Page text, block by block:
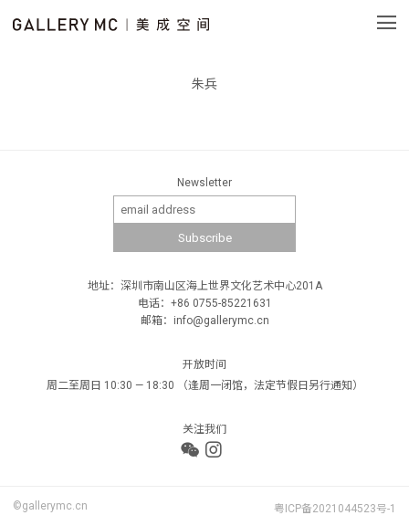
朱兵
Newsletter
地址：深圳市南山区海上世界文化艺术中心201A
电话：+86 0755-85221631
邮箱：info@gallerymc.cn
开放时间
周二至周日 10:30 — 18:30 （逢周一闭馆，法定节假日另行通知）
关注我们
©gallerymc.cn 粤ICP备2021044523号-1